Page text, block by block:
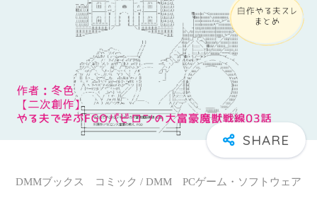
DMMブックス コミック / DMM PCゲーム・ソフトウェア